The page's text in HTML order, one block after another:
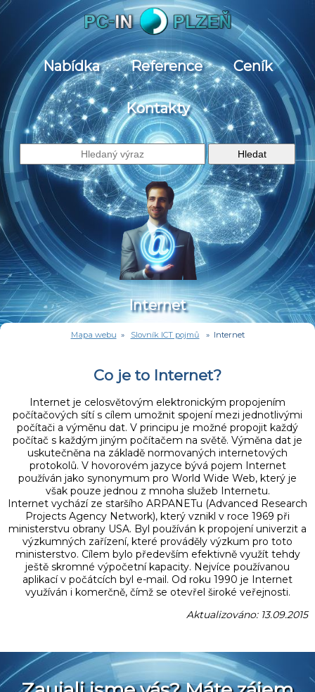
Nabídka Reference Ceník
Kontakty
Internet
Mapa webu » Slovník ICT pojmů » Internet
Co je to Internet?
Internet je celosvětovým elektronickým propojením
počítačových sítí s cílem umožnit spojení mezi jednotlivými
počítači a výměnu dat. V principu je možné propojit každý
počítač s každým jiným počítačem na světě. Výměna dat je
uskutečněna na základě normovaných internetových
protokolů. V hovorovém jazyce bývá pojem Internet
používán jako synonymum pro World Wide Web, který je
však pouze jednou z mnoha služeb Internetu.
Internet vychází ze staršího ARPANETu (Advanced Research
Projects Agency Network), který vznikl v roce 1969 při
ministerstvu obrany USA. Byl používán k propojení univerzit a
výzkumných zařízení, které prováděly výzkum pro toto
ministerstvo. Cílem bylo především efektivně využít tehdy
ještě skromné výpočetní kapacity. Nejvíce používanou
aplikací v počátcích byl e-mail. Od roku 1990 je Internet
využíván i komerčně, čímž se otevřel široké veřejnosti.
Aktualizováno: 13.09.2015